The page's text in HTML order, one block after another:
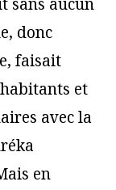
donc
faisait
et
avec la
en